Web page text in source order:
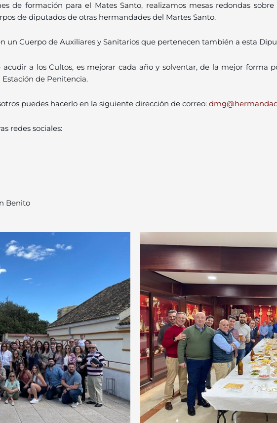
de formación para el Mates Santo, realizamos mesas redondas
de diputados de otras hermandades del Martes Santo.
un Cuerpo de Auxiliares y Sanitarios que pertenecen también a esta
a los Cultos, es mejorar cada año y solventar, de la mejor forma
de Penitencia.
puedes hacerlo en la siguiente dirección de correo:
redes sociales:
Benito